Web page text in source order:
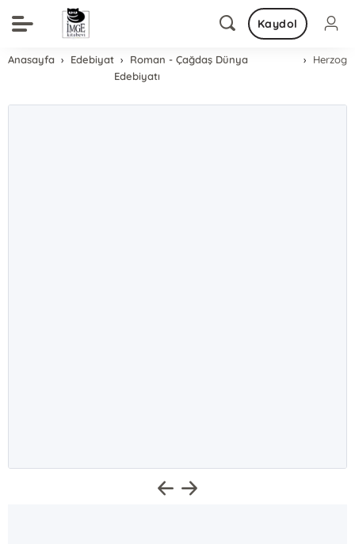
Kaydol
Anasayfa Edebiyat
Roman - Çağdaş Dünya
Edebiyatı
Herzog